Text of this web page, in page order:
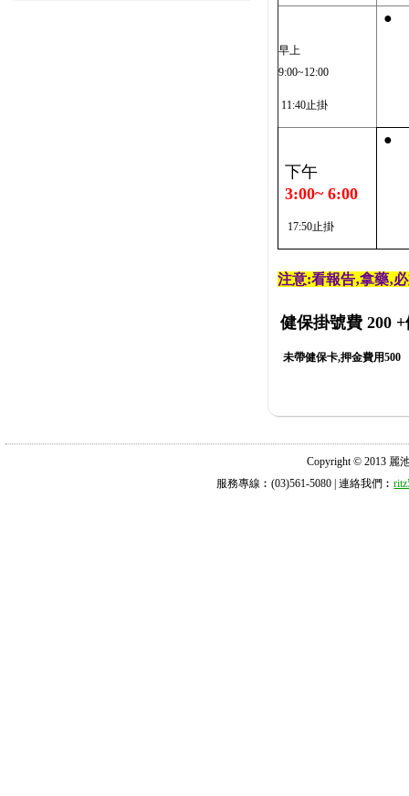
早上
9:00~12:00
11:40止掛
●
下午
3:00~ 6:00
17:50止掛
●
注意:看報告‚拿藥‚
健保掛號費 200 +
未帶健保卡,押金費用500
Copyright © 2013 麗
服務專線︰(03)561-5080 | 連絡我們︰